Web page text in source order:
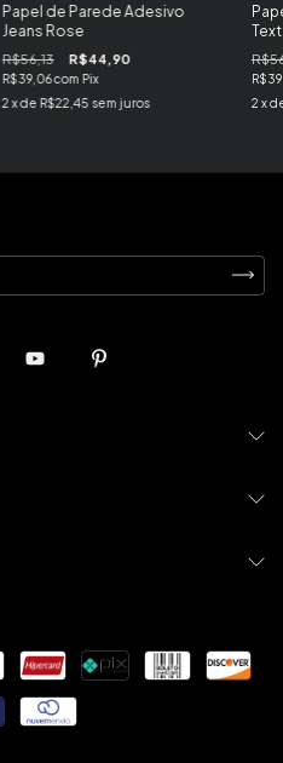
Papel de Parede Adesivo
Jeans Rose
R$56,13 R$44,90
R$39,06com Pix
2 x de R$22,45 sem juros
2 x